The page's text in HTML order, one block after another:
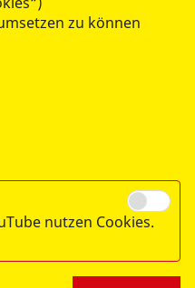
zu können
nutzen Cookies.